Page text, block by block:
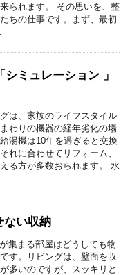
られます。 その思いを、整
ちの仕事です。まず、最初
ミュレーション 」
は、家族のライフスタイル
わりの機器の経年劣化の場
湯機は10年を過ぎると交換
れに合わせてリフォーム、
る方が多数おられます。 水
ない収納
集まる部屋はどうしても物
す。リビングは、壁面を収
多いのですが、スッキリと